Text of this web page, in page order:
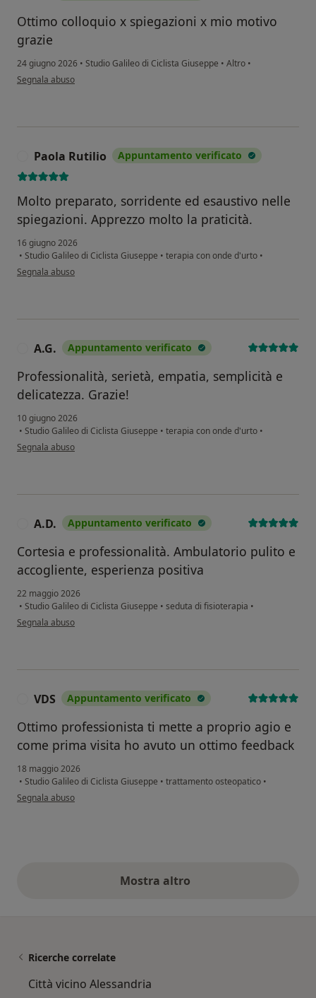
Ottimo colloquio x spiegazioni x mio motivo
grazie
24 giugno 2026 • Studio Galileo di Ciclista Giuseppe • Altro •
secondo l'opinione dell'utente F b
Segnala abuso
Paola Rutilio Appuntamento verificato
Molto preparato, sorridente ed esaustivo nelle
spiegazioni. Apprezzo molto la praticità.
16 giugno 2026
• Studio Galileo di Ciclista Giuseppe • terapia con onde d'urto •
secondo l'opinione dell'utente Paola Rutilio
Segnala abuso
A.G. Appuntamento verificato
Professionalità, serietà, empatia, semplicità e
delicatezza. Grazie!
10 giugno 2026
• Studio Galileo di Ciclista Giuseppe • terapia con onde d'urto •
secondo l'opinione dell'utente A.G.
Segnala abuso
A.D. Appuntamento verificato
Cortesia e professionalità. Ambulatorio pulito e
accogliente, esperienza positiva
22 maggio 2026
• Studio Galileo di Ciclista Giuseppe • seduta di fisioterapia •
secondo l'opinione dell'utente A.D.
Segnala abuso
VDS Appuntamento verificato
Ottimo professionista ti mette a proprio agio e
come prima visita ho avuto un ottimo feedback
18 maggio 2026
• Studio Galileo di Ciclista Giuseppe • trattamento osteopatico •
secondo l'opinione dell'utente VDS
Segnala abuso
Mostra altroopinioni di cui sopra
Ricerche correlate
Città vicino Alessandria